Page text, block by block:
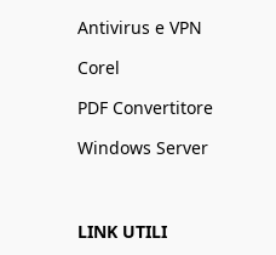
Antivirus e VPN
Corel
PDF Convertitore
Windows Server
LINK UTILI